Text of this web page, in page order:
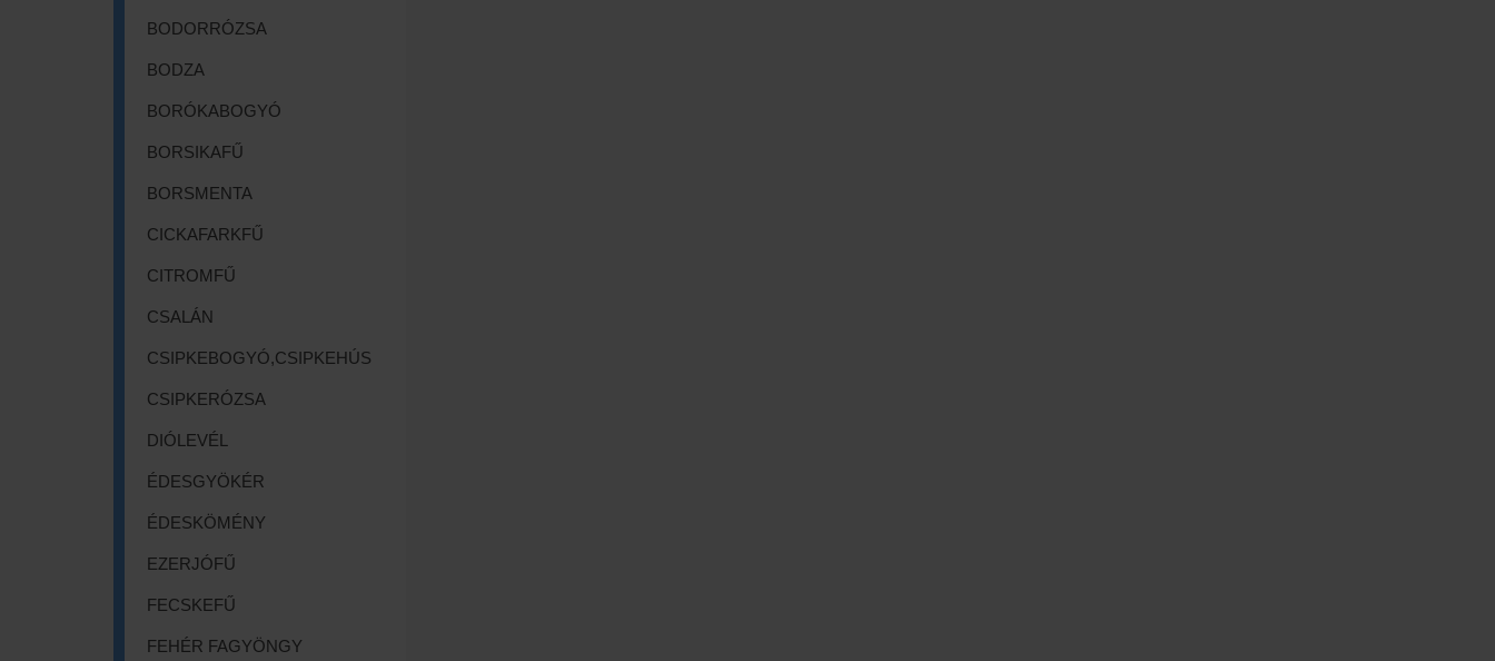
BODORRÓZSA
BODZA
BORÓKABOGYÓ
BORSIKAFŰ
BORSMENTA
CICKAFARKFŰ
CITROMFŰ
CSALÁN
CSIPKEBOGYÓ,CSIPKEHÚS
CSIPKERÓZSA
DIÓLEVÉL
ÉDESGYÖKÉR
ÉDESKÖMÉNY
EZERJÓFŰ
FECSKEFŰ
FEHÉR FAGYÖNGY